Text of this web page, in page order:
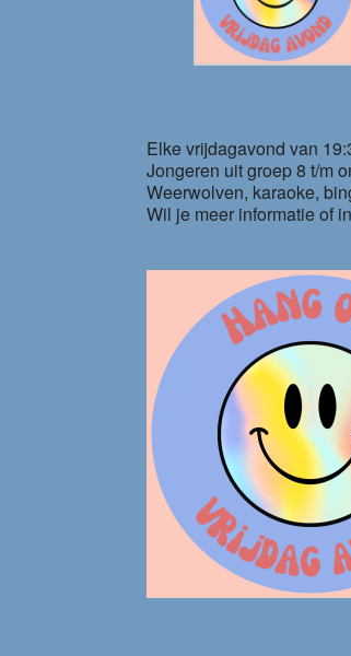
Elke vrijdagavond van
Jongeren uit groep 8 t/m
Weerwolven, karaoke,
Wil je meer informatie of